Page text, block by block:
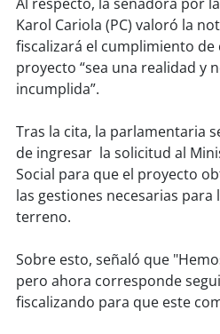
soyvaldivia
soyosorno
soychiloé
Karol Cariola (PC) valoró la
fiscalizará el cumplimiento de
proyecto “sea una realidad y
incumplida”.
Tras la cita, la parlamentaria
de ingresar la solicitud al
Social para que el proyecto
las gestiones necesarias para
terreno.
Sobre esto, señaló que
pero ahora corresponde
fiscalizando para que este